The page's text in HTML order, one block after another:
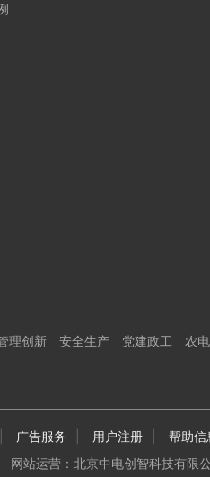
理创新 安全生产 党建政工 农
广告服务 用户注册 帮助信
网站运营：北京中电创智科技有限